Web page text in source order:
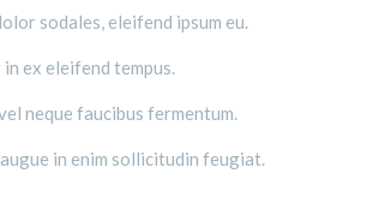
sodales, eleifend ipsum eu.
ex eleifend tempus.
neque faucibus fermentum.
in enim sollicitudin feugiat.